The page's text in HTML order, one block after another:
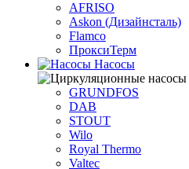
AFRISO
Askon (Дизайнсталь)
Flamco
ПроксиТерм
Насосы
GRUNDFOS
DAB
STOUT
Wilo
Royal Thermo
Valtec